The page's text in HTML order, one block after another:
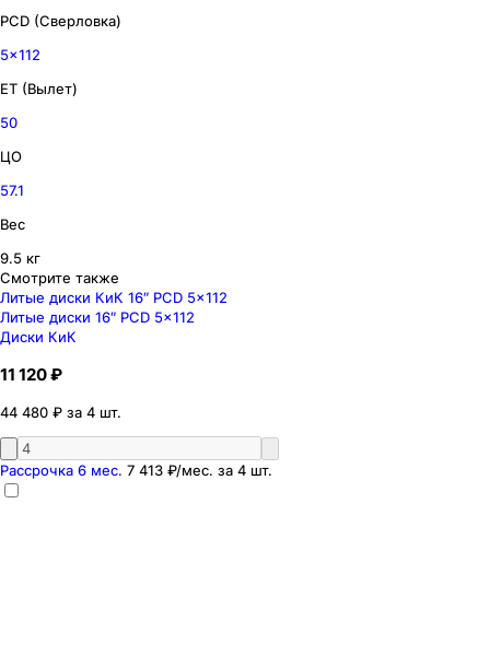
PCD (Сверловка)
5x112
ET (Вылет)
50
ЦО
57.1
Вес
9.5 кг
Смотрите также
Литые диски КиК 16″ PCD 5x112
Литые диски 16″ PCD 5x112
Диски КиК
11 120 ₽
44 480 ₽ за 4 шт.
Рассрочка 6 мес. 7 413 ₽/мес. за 4 шт.